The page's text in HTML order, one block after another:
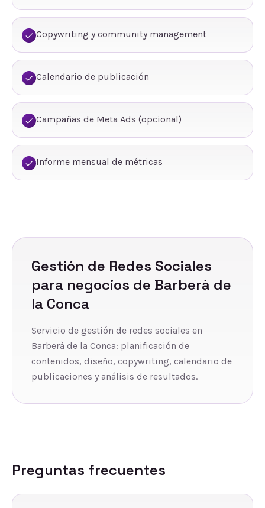
Copywriting y community management
Calendario de publicación
Campañas de Meta Ads (opcional)
Informe mensual de métricas
Gestión de Redes Sociales
para negocios de Barberà de
la Conca
Servicio de gestión de redes sociales en
Barberà de la Conca: planificación de
contenidos, diseño, copywriting, calendario de
publicaciones y análisis de resultados.
Preguntas frecuentes